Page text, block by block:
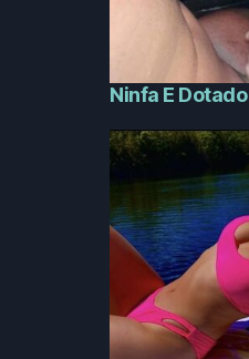
Ninfa E Dotado